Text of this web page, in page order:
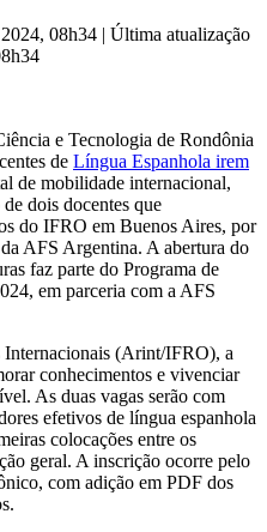
08h34 | Última atualização
e Tecnologia de Rondônia
de Língua Espanhola irem
de mobilidade internacional,
dois docentes que
do IFRO em Buenos Aires, por
AFS Argentina. A abertura do
faz parte do Programa de
em parceria com a AFS
Internacionais (Arint/IFRO), a
conhecimentos e vivenciar
As duas vagas serão com
efetivos de língua espanhola
colocações entre os
geral. A inscrição ocorre pelo
com adição em PDF dos